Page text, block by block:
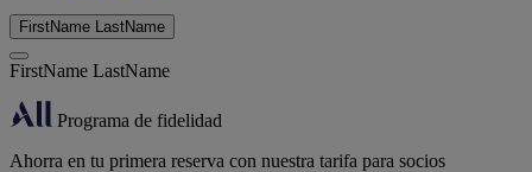
FirstName LastName
FirstName LastName
Programa de fidelidad
Ahorra en tu primera reserva con nuestra tarifa para socios